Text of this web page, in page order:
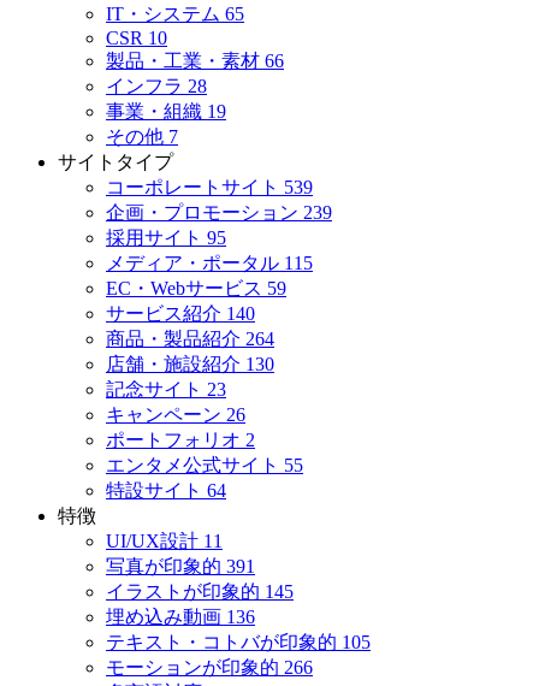
IT・システム 65
CSR 10
製品・工業・素材 66
インフラ 28
事業・組織 19
その他 7
サイトタイプ
コーポレートサイト 539
企画・プロモーション 239
採用サイト 95
メディア・ポータル 115
EC・Webサービス 59
サービス紹介 140
商品・製品紹介 264
店舗・施設紹介 130
記念サイト 23
キャンペーン 26
ポートフォリオ 2
エンタメ公式サイト 55
特設サイト 64
特徴
UI/UX設計 11
写真が印象的 391
イラストが印象的 145
埋め込み動画 136
テキスト・コトバが印象的 105
モーションが印象的 266